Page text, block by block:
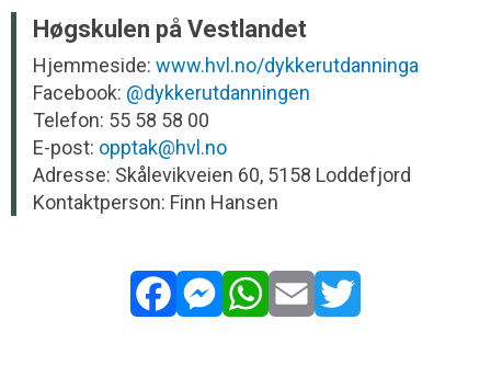
Høgskulen på Vestlandet
Hjemmeside: www.hvl.no/dykkerutdanninga
Facebook: @dykkerutdanningen
Telefon: 55 58 58 00
E-post: opptak@hvl.no
Adresse: Skålevikveien 60, 5158 Loddefjord
Kontaktperson: Finn Hansen